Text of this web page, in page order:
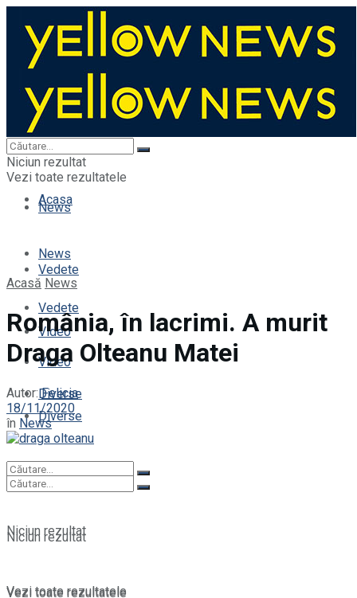
Acasa
News
Vedete
Video
Diverse
Niciun rezultat
Vezi toate rezultatele
Acasa
News
Vedete
Video
Diverse
Niciun rezultat
Vezi toate rezultatele
Niciun rezultat
Vezi toate rezultatele
Acasă News
România, în lacrimi. A murit
Draga Olteanu Matei
Autor: Felicia
18/11/2020
în News